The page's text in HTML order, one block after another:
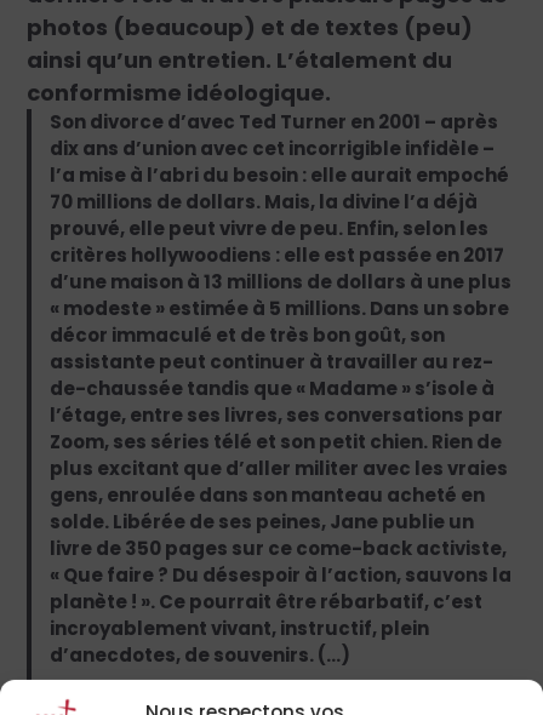
photos (beaucoup) et de textes (peu)
ainsi qu’un entretien. L’étalement du
conformisme idéologique.
Son divorce d’avec Ted Turner en 2001 – après
dix ans d’union avec cet incorrigible infidèle –
l’a mise à l’abri du besoin : elle aurait empoché
70 millions de dollars. Mais, la divine l’a déjà
prouvé, elle peut vivre de peu. Enfin, selon les
critères hollywoodiens : elle est passée en 2017
d’une maison à 13 millions de dollars à une plus
« modeste » estimée à 5 millions. Dans un sobre
décor immaculé et de très bon goût, son
assistante peut continuer à travailler au rez-
de-chaussée tandis que « Madame » s’isole à
l’étage, entre ses livres, ses conversations par
Zoom, ses séries télé et son petit chien. Rien de
plus excitant que d’aller militer avec les vraies
gens, enroulée dans son manteau acheté en
solde. Libérée de ses peines, Jane publie un
livre de 350 pages sur ce come-back activiste,
« Que faire ? Du désespoir à l’action, sauvons la
planète ! ». Ce pourrait être rébarbatif, c’est
incroyablement vivant, instructif, plein
d’anecdotes, de souvenirs. (…)